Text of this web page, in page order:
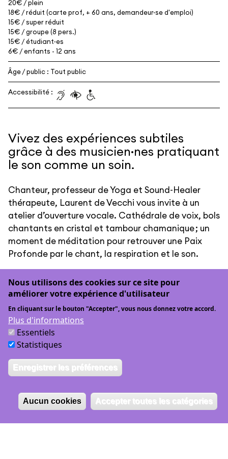
20€ / plein
18€ / réduit (carte prof, + 60 ans, demandeur·se d'emploi)
15€ / super réduit
15€ / groupe (8 pers.)
15€ / étudiant·es
6€ / enfants - 12 ans
Âge / public : Tout public
Accessibilité :
Vivez des expériences subtiles
grâce à des musicien·nes pratiquant
le son comme un soin.
Chanteur, professeur de Yoga et Sound-Healer
thérapeute, Laurent de Vecchi vous invite à un
atelier d’ouverture vocale. Cathédrale de voix, bols
chantants en cristal et tambour chamanique ; un
moment de méditation pour retrouver une Paix
Profonde par le chant, la respiration et le son.
dim 09 lun 10 mar 11 mer 12
Nous utilisons des cookies sur ce site pour
améliorer votre expérience d'utilisateur
En cliquant sur le bouton "Accepter", vous nous donnez votre accord.
Plus d'informations
Essentiels
Statistiques
Enregistrer les préférences
Aucun cookies Accepter toutes les catégories